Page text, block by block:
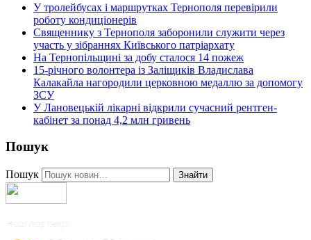
У тролейбусах і маршрутках Тернополя перевірили
роботу кондиціонерів
Священнику з Тернополя заборонили служити через
участь у зібраннях Київського патріархату
На Тернопільщині за добу сталося 14 пожеж
15-річного волонтера із Заліщиків Владислава
Калакайла нагородили церковною медаллю за допомогу
ЗСУ
У Лановецькій лікарні відкрили сучасний рентген-
кабінет за понад 4,2 млн гривень
Пошук
Пошук Знайти